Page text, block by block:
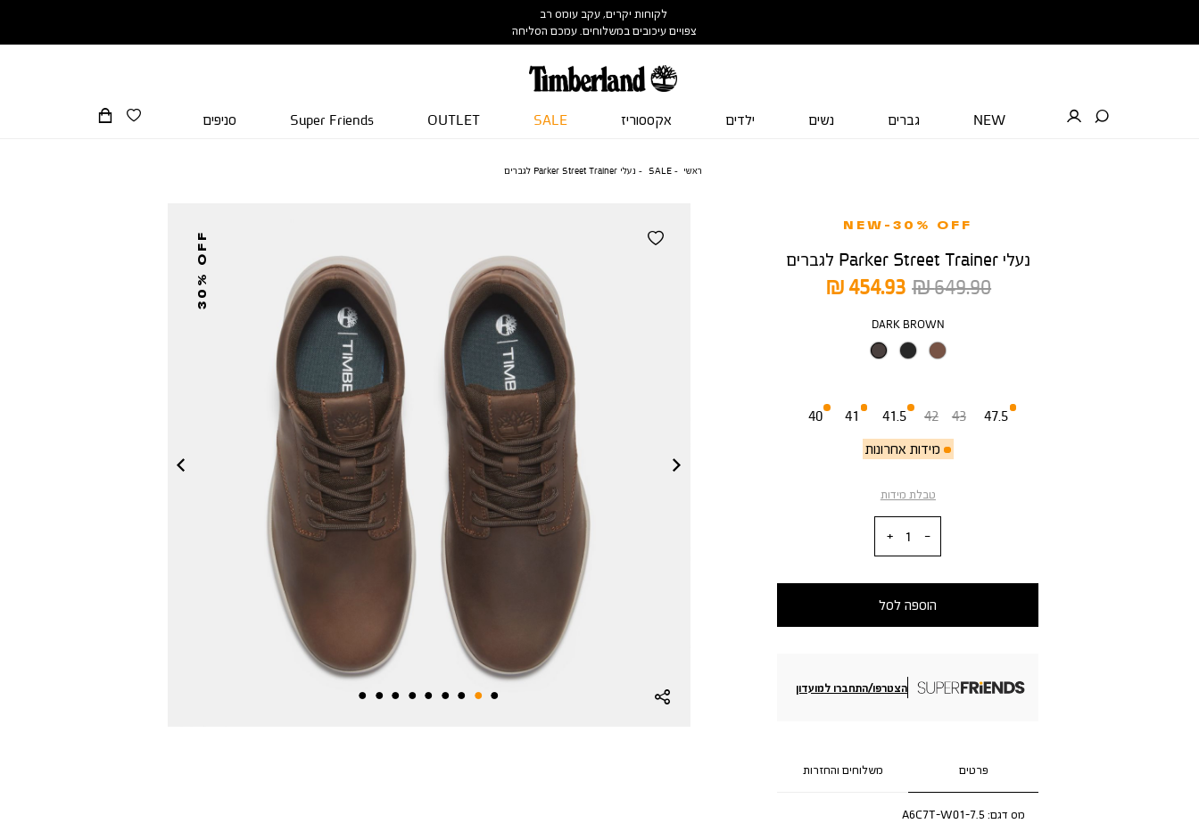
לקוחות יקרים, עקב עומס רב
צפויים עיכובים במשלוחים. עמכם הסליחה
NEW גברים נשים ילדים אקססוריז SALE
OUTLET
Super Friends סניפים
ראשי SALE נעלי Parker Street Trainer לגברים
30% OFF
NEW-30% OFF
נעלי Parker Street Trainer לגברים
מחיר
מוצר
454.93 ₪
מחיר
649.90 ₪
צבע
DARK BROWN
40
מידות אחרונות
41 41.5 42 43 47.5
טבלת מידות
הוספה לסל
הצטרפו/התחברו למועדון
פרטים משלוחים והחזרות
מס דגם:A6C7T-W01-7.5